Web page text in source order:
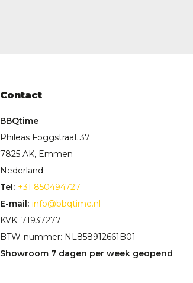
Contact
BBQtime
Phileas Foggstraat 37
7825 AK, Emmen
Nederland
Tel: +31 850494727
E-mail: info@bbqtime.nl
KVK: 71937277
BTW-nummer: NL858912661B01
Showroom 7 dagen per week geopend